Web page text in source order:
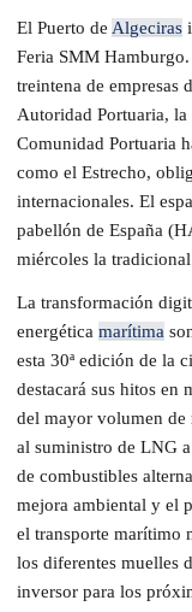
El Puerto de Algeciras
Feria SMM
treintena de empresas
Autoridad Portuaria,
Comunidad Portuaria
como el Estrecho,
internacionales. El
pabellón de España
miércoles la
La transformación
energética marítima
esta 30ª edición de la
destacará sus hitos en
del mayor volumen de
al suministro de LNG
de combustibles
mejora ambiental y el
el transporte marítimo
los diferentes muelles
inversor para los